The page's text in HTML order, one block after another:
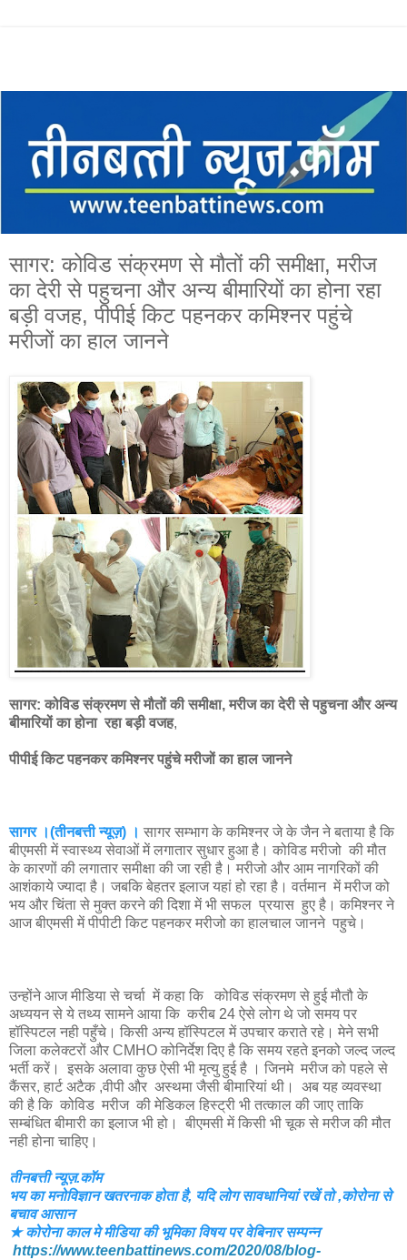
सागर: कोविड संक्रमण से मौतों की समीक्षा, मरीज
का देरी से पहुचना और अन्य बीमारियों का होना रहा
बड़ी वजह, पीपीई किट पहनकर कमिश्नर पहुंचे
मरीजों का हाल जानने
सागर: कोविड संक्रमण से मौतों की समीक्षा, मरीज का देरी से पहुचना और अन्य
बीमारियों का होना रहा बड़ी वजह,
पीपीई किट पहनकर कमिश्नर पहुंचे मरीजों का हाल जानने
सागर ।(तीनबत्ती न्यूज़) । सागर सम्भाग के कमिश्नर जे के जैन ने बताया है कि
बीएमसी में स्वास्थ्य सेवाओं में लगातार सुधार हुआ है। कोविड मरीजो की मौत
के कारणों की लगातार समीक्षा की जा रही है। मरीजो और आम नागरिकों की
आशंकाये ज्यादा है। जबकि बेहतर इलाज यहां हो रहा है। वर्तमान में मरीज को
भय और चिंता से मुक्त करने की दिशा में भी सफल प्रयास हुए है। कमिश्नर ने
आज बीएमसी में पीपीटी किट पहनकर मरीजो का हालचाल जानने पहुचे।
उन्होंने आज मीडिया से चर्चा में कहा कि कोविड संक्रमण से हुई मौतौ के
अध्ययन से ये तथ्य सामने आया कि करीब 24 ऐसे लोग थे जो समय पर
हॉस्पिटल नही पहुँचे। किसी अन्य हॉस्पिटल में उपचार कराते रहे। मेने सभी
जिला कलेक्टरों और CMHO कोनिर्देश दिए है कि समय रहते इनको जल्द जल्द
भर्ती करें। इसके अलावा कुछ ऐसी भी मृत्यु हुई है । जिनमे मरीज को पहले से
कैंसर, हार्ट अटैक ,वीपी और अस्थमा जैसी बीमारियां थी। अब यह व्यवस्था
की है कि कोविड मरीज की मेडिकल हिस्ट्री भी तत्काल की जाए ताकि
सम्बंधित बीमारी का इलाज भी हो। बीएमसी में किसी भी चूक से मरीज की मौत
नही होना चाहिए।
तीनबत्ती न्यूज़.कॉम
भय का मनोविज्ञान खतरनाक होता है, यदि लोग सावधानियां रखें तो ,कोरोना से
बचाव आसान
★ कोरोना काल मे मीडिया की भूमिका विषय पर वेबिनार सम्पन्न
https://www.teenbattinews.com/2020/08/blog-